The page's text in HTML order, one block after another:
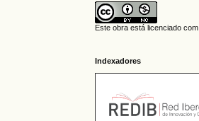
Este obra está licenciado
Indexadores